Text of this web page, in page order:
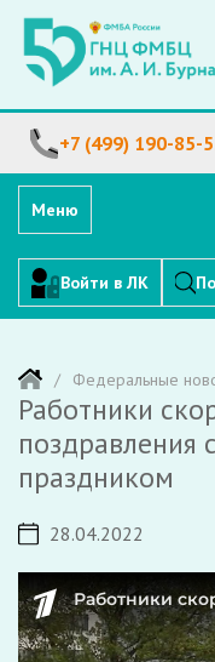
+7 (499) 190-85-
Меню
Войти в ЛК
Федеральные
Работники
поздравления
праздником
28.04.2022